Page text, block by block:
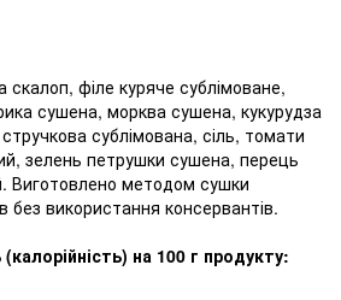
скалоп, філе куряче сублімоване,
сушена, морква сушена, кукурудза
сублімована, сіль, томати
зелень петрушки сушена, перець
Виготовлено методом сушки
без використання консервантів.
(калорійність) на 100 г продукту: